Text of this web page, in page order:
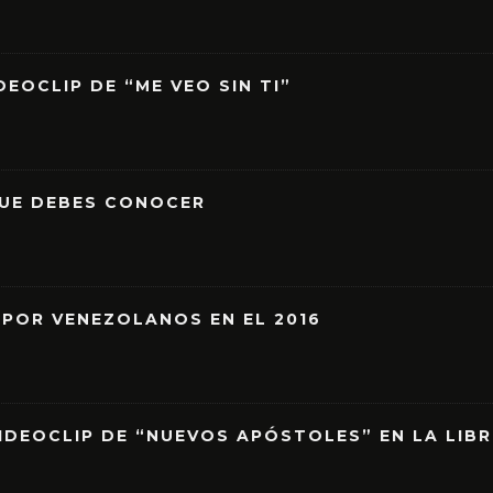
DE “ME VEO SIN TI”
DEBES CONOCER
VENEZOLANOS EN EL 2016
DE “NUEVOS APÓSTOLES” EN LA